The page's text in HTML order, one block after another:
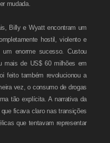
mudada.
Billy e Wyatt encontram um
hostil, violento e
enorme sucesso. Custou
mais de US$ 60 milhões em
feito também revolucionou a
vez, o consumo de drogas
tão explícita. A narrativa da
ficava claro nas transições
que tentavam representar